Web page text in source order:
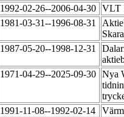
1992-02-26--2006-04-30 VLT
1981-03-31--1996-08-31
1987-05-20--1998-12-31
1971-04-29--2025-09-30 Nya
1991-11-08--1992-02-14